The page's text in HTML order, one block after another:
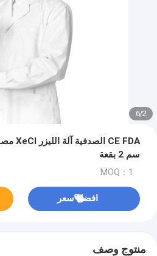
2
/
6
سم 2 بقعة
MOQ：1
افضل سعر
منتوج وصف